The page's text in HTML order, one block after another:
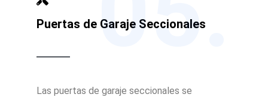
Puertas de Garaje Seccionales
Las puertas de garaje seccionales se